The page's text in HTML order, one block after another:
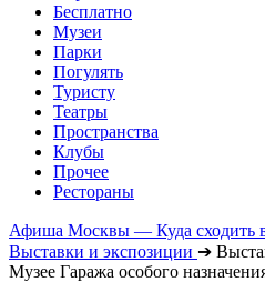
Бесплатно
Музеи
Парки
Погулять
Туристу
Театры
Пространства
Клубы
Прочее
Рестораны
Афиша Москвы — Куда сходить
Выставки и экспозиции ➔
Музее Гаража особого